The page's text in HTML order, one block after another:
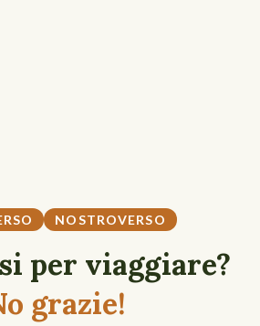
NOSTROVERSO
per viaggiare?
grazie!